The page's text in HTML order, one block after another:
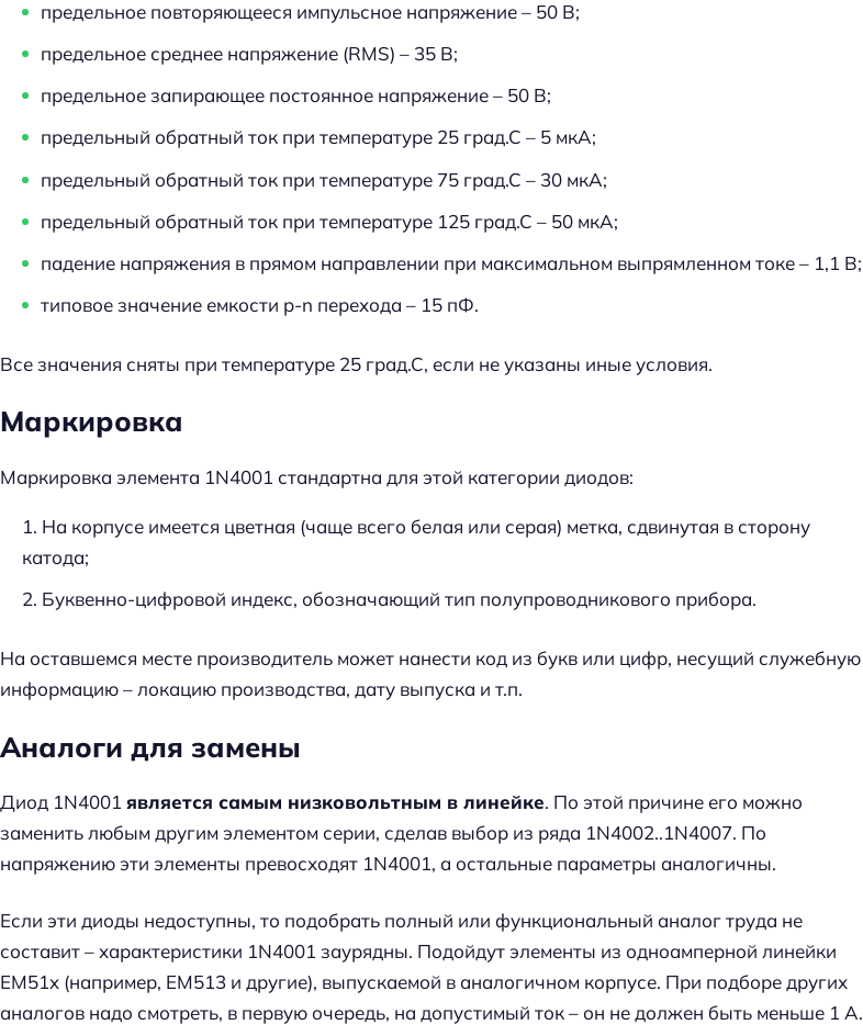
предельное повторяющееся импульсное напряжение – 50 В;
предельное среднее напряжение (RMS) – 35 В;
предельное запирающее постоянное напряжение – 50 В;
предельный обратный ток при температуре 25 град.С – 5 мкА;
предельный обратный ток при температуре 75 град.С – 30 мкА;
предельный обратный ток при температуре 125 град.С – 50 мкА;
падение напряжения в прямом направлении при максимальном выпрямленном токе – 1,1 В;
типовое значение емкости p-n перехода – 15 пФ.
Все значения сняты при температуре 25 град.С, если не указаны иные условия.
Маркировка
Маркировка элемента 1N4001 стандартна для этой категории диодов:
На корпусе имеется цветная (чаще всего белая или серая) метка, сдвинутая в сторону
катода;
Буквенно-цифровой индекс, обозначающий тип полупроводникового прибора.
На оставшемся месте производитель может нанести код из букв или цифр, несущий служебную
информацию – локацию производства, дату выпуска и т.п.
Аналоги для замены
Диод 1N4001 является самым низковольтным в линейке. По этой причине его можно
заменить любым другим элементом серии, сделав выбор из ряда 1N4002..1N4007. По
напряжению эти элементы превосходят 1N4001, а остальные параметры аналогичны.
Если эти диоды недоступны, то подобрать полный или функциональный аналог труда не
составит – характеристики 1N4001 заурядны. Подойдут элементы из одноамперной линейки
EM51x (например, EM513 и другие), выпускаемой в аналогичном корпусе. При подборе других
аналогов надо смотреть, в первую очередь, на допустимый ток – он не должен быть меньше 1 А.
Н
и
: